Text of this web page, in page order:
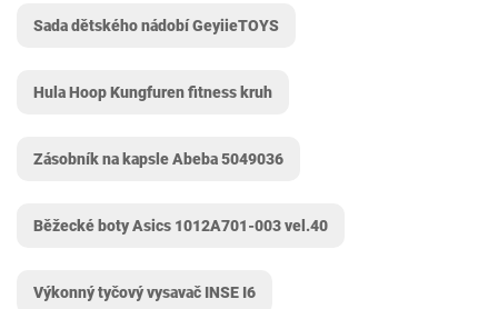
Sada dětského nádobí GeyiieTOYS
Hula Hoop Kungfuren fitness kruh
Zásobník na kapsle Abeba ‎5049036
Běžecké boty Asics 1012A701-003 vel.40
Výkonný tyčový vysavač INSE I6